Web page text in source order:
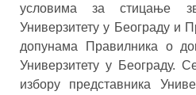
условима за стицање
Универзитету у Београду и
допунама Правилника о
Универзитету у Београду.
избору представника